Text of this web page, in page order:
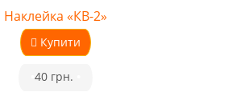
Наклейка «КВ-2»
Купити
40 грн.